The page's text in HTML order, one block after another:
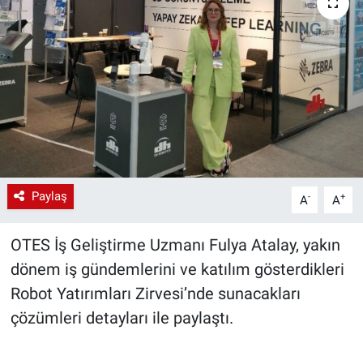
Paylaş A- A+
OTES İş Geliştirme Uzmanı Fulya Atalay, yakın
dönem iş gündemlerini ve katılım gösterdikleri
Robot Yatırımları Zirvesi’nde sunacakları
çözümleri detayları ile paylaştı.